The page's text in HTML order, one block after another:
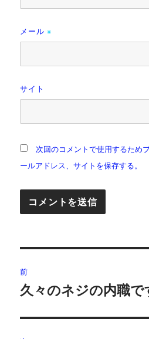
メール※
サイト
次回のコメントで使用するため
ールアドレス、サイトを保存する。
稿
ビ
前
前
投
久々のネジの内職